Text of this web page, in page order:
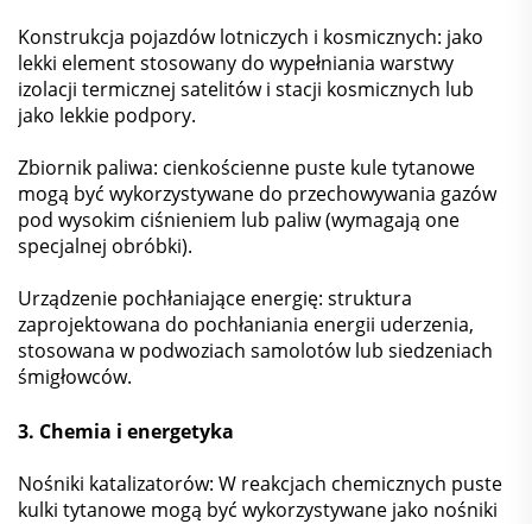
Konstrukcja pojazdów lotniczych i kosmicznych: jako
lekki element stosowany do wypełniania warstwy
izolacji termicznej satelitów i stacji kosmicznych lub
jako lekkie podpory.
Zbiornik paliwa: cienkościenne puste kule tytanowe
mogą być wykorzystywane do przechowywania gazów
pod wysokim ciśnieniem lub paliw (wymagają one
specjalnej obróbki).
Urządzenie pochłaniające energię: struktura
zaprojektowana do pochłaniania energii uderzenia,
stosowana w podwoziach samolotów lub siedzeniach
śmigłowców.
3. Chemia i energetyka
Nośniki katalizatorów: W reakcjach chemicznych puste
kulki tytanowe mogą być wykorzystywane jako nośniki